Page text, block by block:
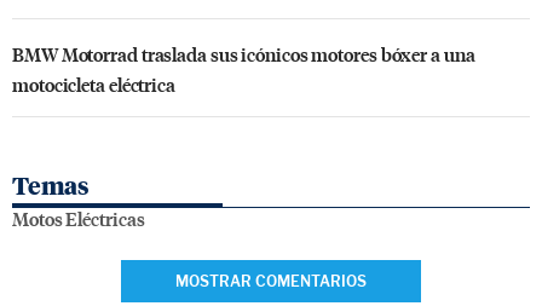
BMW Motorrad traslada sus icónicos motores bóxer a una
motocicleta eléctrica
Temas
Motos Eléctricas
MOSTRAR COMENTARIOS